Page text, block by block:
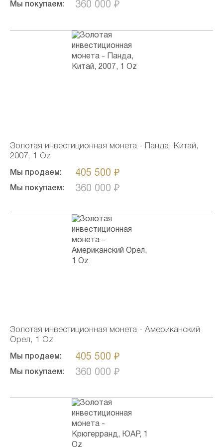
Мы покупаем: 360 000 ₽
Золотая инвестиционная монета - Панда, Китай,
2007, 1 Oz
Мы продаем: 405 500 ₽
Мы покупаем: 360 000 ₽
Золотая инвестиционная монета - Американский
Орел, 1 Oz
Мы продаем: 405 500 ₽
Мы покупаем: 360 000 ₽